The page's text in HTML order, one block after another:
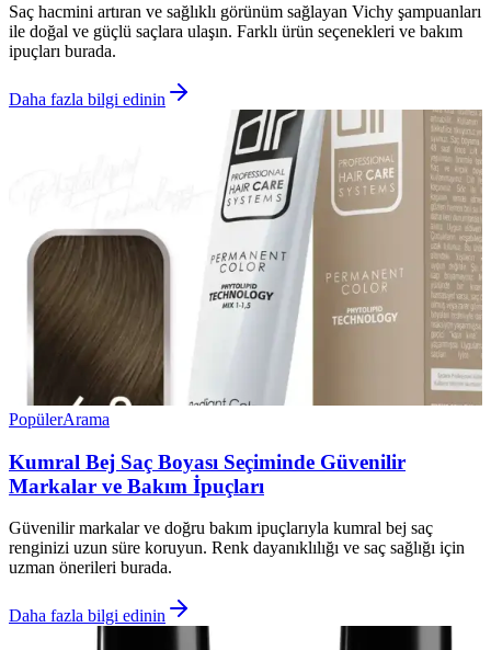
Saç hacmini artıran ve sağlıklı görünüm sağlayan Vichy şampuanları
ile doğal ve güçlü saçlara ulaşın. Farklı ürün seçenekleri ve bakım
ipuçları burada.
Daha fazla bilgi edinin
PopülerArama
Kumral Bej Saç Boyası Seçiminde Güvenilir
Markalar ve Bakım İpuçları
Güvenilir markalar ve doğru bakım ipuçlarıyla kumral bej saç
renginizi uzun süre koruyun. Renk dayanıklılığı ve saç sağlığı için
uzman önerileri burada.
Daha fazla bilgi edinin